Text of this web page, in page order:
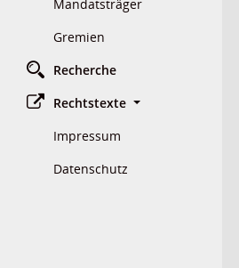
Mandatsträger
Gremien
Recherche
Rechtstexte
Impressum
Datenschutz